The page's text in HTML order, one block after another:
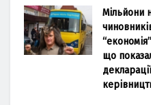
Мільйони
що
декларації